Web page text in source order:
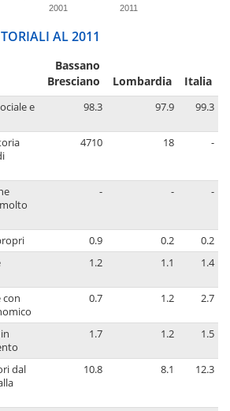
2001 2011
AL 2011
Bassano
Bresciano
Lombardia Italia
e
98.3 97.9 99.3
4710 18 -
- - -
0.9 0.2
0.2
1.2 1.1 1.4
con
0.7 1.2 2.7
1.7 1.2 1.5
dal
10.8 8.1 12.3